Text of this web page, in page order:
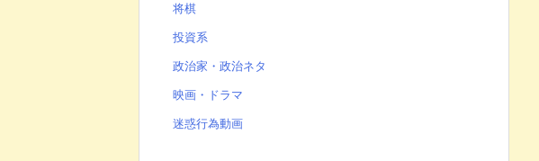
将棋
投資系
政治家・政治ネタ
映画・ドラマ
迷惑行為動画